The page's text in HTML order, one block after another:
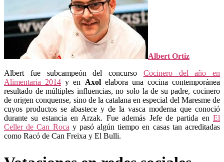
Albert Ortiz
Albert fue subcampeón del concurso Cocinero del año en
Alimentaria 2014 y en Axolelabora una cocina contemporánea
resultado de múltiples influencias, no solo la de su padre, cocinero
de origen conquense, sino de la catalana en especial del Maresme de
cuyos productos se abastece y de la vasca moderna que conoció
durante su estancia en Arzak. Fue además Jefe de partida en El
Celler de Can Roca y pasó algún tiempo en casas tan acreditadas
como Racó de Can Freixa y El Bulli.